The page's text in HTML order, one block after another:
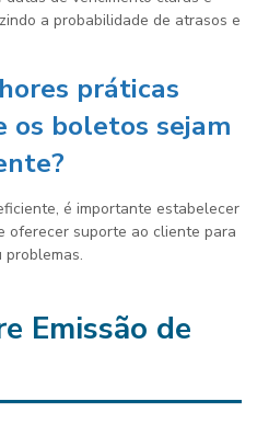
a probabilidade de atrasos e
práticas
os boletos sejam
é importante estabelecer
oferecer suporte ao cliente para
problemas.
Emissão de